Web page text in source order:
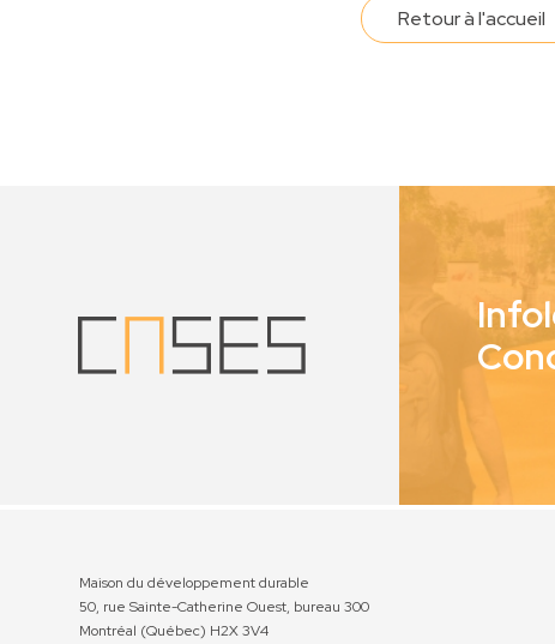
Retour à l'accueil
Maison du développement durable
50, rue Sainte-Catherine Ouest, bureau 300
Montréal (Québec) H2X 3V4